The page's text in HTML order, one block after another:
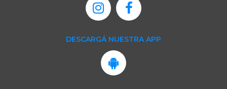
DESCARGÁ NUESTRA APP